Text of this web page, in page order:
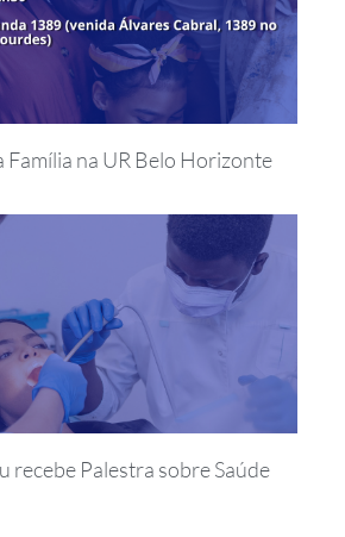
Família na UR Belo Horizonte
recebe Palestra sobre Saúde